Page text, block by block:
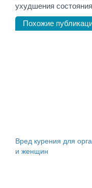
ухудшения
Похожие
Вред курения для
и женщин